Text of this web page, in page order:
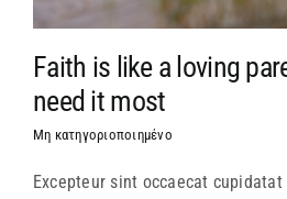
Faith is like a loving
need it most
Μη κατηγοριοποιημένο
Excepteur sint occaecat